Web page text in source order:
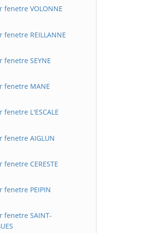
VOLONNE
REILLANNE
SEYNE
fenetre MANE
L'ESCALE
fenetre AIGLUN
CERESTE
PEIPIN
fenetre SAINT-